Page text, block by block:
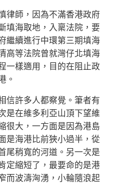
師，因為不滿香港政府
填海取地，入稟法院，要
繼續進行中環第三期填海
高等法院曾就灣仔北填海
一樣適用，目的在阻止政
。
許多人都察覺。筆者有
是在維多利亞山頂下望維
很大，一方面是因為港島
是海港比前狹小過半，從
尾稍寬的河道。另一次是
定縮短了，最要命的是港
而波濤洶湧，小輪隨浪起